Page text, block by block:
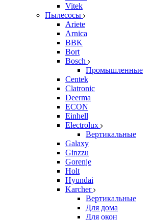
Vitek
Пылесосы
Ariete
Arnica
BBK
Bort
Bosch
Промышленные
Centek
Clatronic
Deerma
ECON
Einhell
Electrolux
Вертикальные
Galaxy
Ginzzu
Gorenje
Holt
Hyundai
Karcher
Вертикальные
Для дома
Для окон